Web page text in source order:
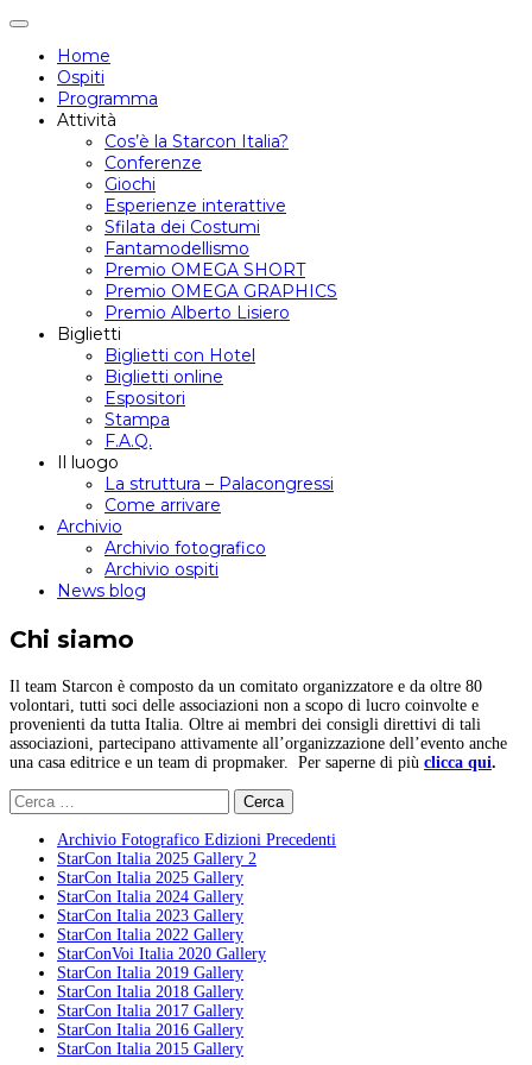
Attiva/disattiva
navigazione
Home
Ospiti
Programma
Attività
Cos’è la Starcon Italia?
Conferenze
Giochi
Esperienze interattive
Sfilata dei Costumi
Fantamodellismo
Premio OMEGA SHORT
Premio OMEGA GRAPHICS
Premio Alberto Lisiero
Biglietti
Biglietti con Hotel
Biglietti online
Espositori
Stampa
F.A.Q.
Il luogo
La struttura – Palacongressi
Come arrivare
Archivio
Archivio fotografico
Archivio ospiti
News blog
Chi siamo
Il team Starcon è composto da un comitato organizzatore e da oltre 80
volontari, tutti soci delle associazioni non a scopo di lucro coinvolte e
provenienti da tutta Italia. Oltre ai membri dei consigli direttivi di tali
associazioni, partecipano attivamente all’organizzazione dell’evento anche
una casa editrice e un team di propmaker. Per saperne di più clicca qui.
Ricerca
per:
Archivio Fotografico Edizioni Precedenti
StarCon Italia 2025 Gallery 2
StarCon Italia 2025 Gallery
StarCon Italia 2024 Gallery
StarCon Italia 2023 Gallery
StarCon Italia 2022 Gallery
StarConVoi Italia 2020 Gallery
StarCon Italia 2019 Gallery
StarCon Italia 2018 Gallery
StarCon Italia 2017 Gallery
StarCon Italia 2016 Gallery
StarCon Italia 2015 Gallery